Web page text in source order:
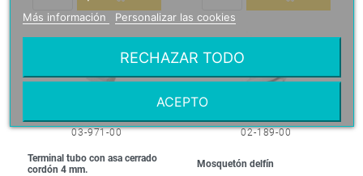
03-971-00
Terminal tubo con asa cerrado
cordón 4 mm.
02-189-00
Mosquetón delfín
Más información Personalizar las cookies
RECHAZAR TODO
ACEPTO